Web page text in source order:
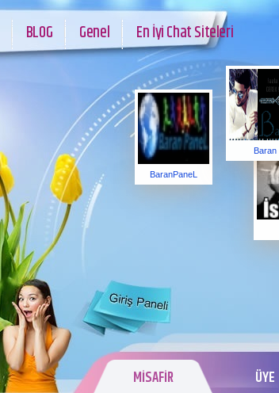
BLOG Genel En İyi Chat Siteleri
MİSAFİR ÜYE
BaranPaneL
Baran